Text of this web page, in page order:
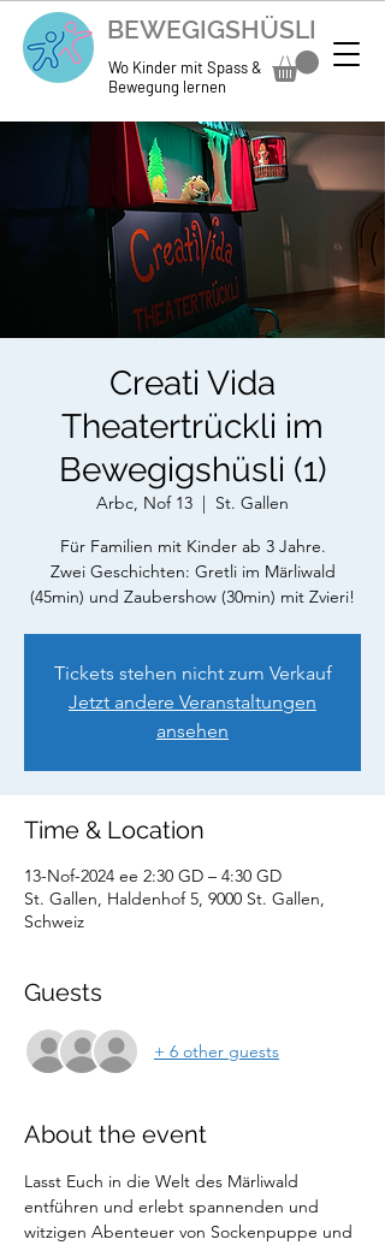
BEWEGIGSHÜSLI
Wo Kinder mit Spass &
Bewegung lernen
Creati Vida
Theatertrückli im
Bewegigshüsli (1)
Arbc, Nof 13
  |
St. Gallen
Für Familien mit Kinder ab 3 Jahre.
Zwei Geschichten: Gretli im Märliwald
(45min) und Zaubershow (30min) mit Zvieri!
Tickets stehen nicht zum Verkauf
Jetzt andere Veranstaltungen
ansehen
Time & Location
13-Nof-2024 ee 2:30 GD – 4:30 GD
St. Gallen, Haldenhof 5, 9000 St. Gallen,
Schweiz
Guests
+ 6 other guests
About the event
Lasst Euch in die Welt des Märliwald
entführen und erlebt spannenden und
witzigen Abenteuer von Sockenpuppe und